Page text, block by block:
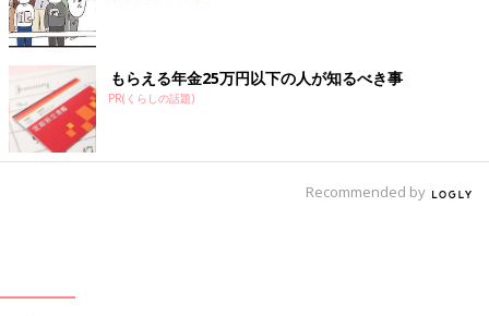
もらえる年金25万円以下の人が知るべき事
PR(くらしの話題)
Recommended by